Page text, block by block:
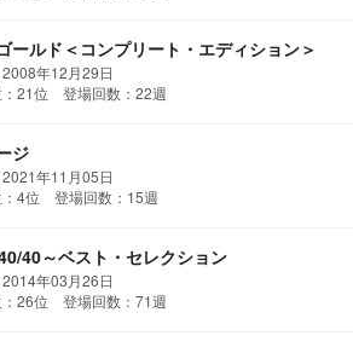
ールド＜コンプリート・エディション＞
年12月29日
：21位 登場回数：22週
ジ
年11月05日
：4位 登場回数：15週
40～ベスト・セレクション
年03月26日
：26位 登場回数：71週